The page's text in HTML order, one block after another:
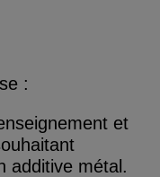
:
et
additive métal.